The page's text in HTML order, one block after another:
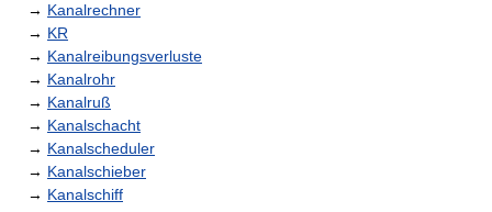
→ Kanalrechner
→ KR
→ Kanalreibungsverluste
→ Kanalrohr
→ Kanalruß
→ Kanalschacht
→ Kanalscheduler
→ Kanalschieber
→ Kanalschiff